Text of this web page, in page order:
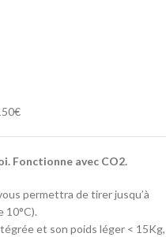
Fonctionne avec CO2.
permettra de tirer jusqu’à
10°C).
et son poids léger < 15Kg,